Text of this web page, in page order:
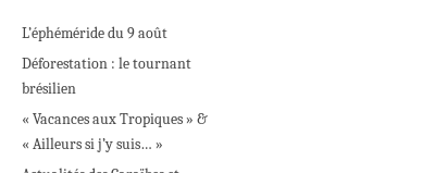
L’éphéméride du 9 août
Déforestation : le tournant
brésilien
« Vacances aux Tropiques » &
« Ailleurs si j’y suis… »